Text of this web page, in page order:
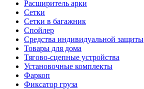
Расширитель арки
Сетки
Сетки в багажник
Спойлер
Средства индивидуальной защиты
Товары для дома
Тягово-сцепные устройства
Установочные комплекты
Фаркоп
Фиксатор груза